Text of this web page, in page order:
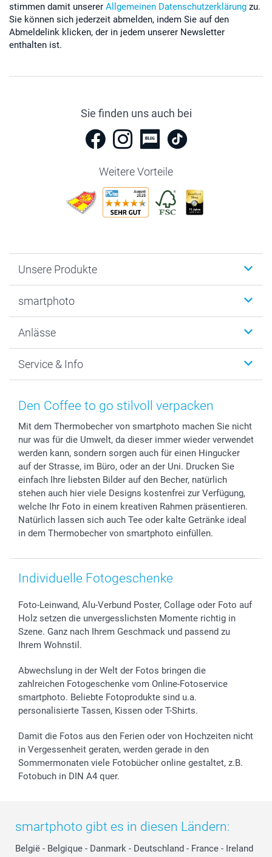
stimmen damit unserer Allgemeinen Datenschutzerklärung zu.
Sie können sich jederzeit abmelden, indem Sie auf den
Abmeldelink klicken, der in jedem unserer Newsletter
enthalten ist.
Sie finden uns auch bei
Weitere Vorteile
Unsere Produkte
Fotogeschenke
MyNameBook
Fotoabzüge, Fotos als Buch & Poster
Zubehör & Material
Foto-Kalender & Agenden
Sticker & Etiketten
Geschenk-Gutscheine (PDF)
smartphoto
Warum smartphoto
Datenschutz
AGB
Presse
Partnerprogramme
Investor Relations
B2B smartbusiness
Widerrufsrecht
Anlässe
Neujahr
Muttertag
Kommunion & Konfirmation
Hochzeit
Geburtstag
Geburt
Zu allen Anlässen
Service & Info
Preise und Versandkosten
48h Lieferung
Zahlungsmöglichkeiten
Anmelden /Registrieren
Sitemap
Status der Bestellung
smartfriends
smartgarantie
Den Coffee to go stilvoll verpacken
Mit dem Thermobecher von smartphoto machen Sie nicht
nur was für die Umwelt, da dieser immer wieder verwendet
werden kann, sondern sorgen auch für einen Hingucker
auf der Strasse, im Büro, oder an der Uni. Drucken Sie
einfach Ihre liebsten Bilder auf den Becher, natürlich
stehen auch hier viele Designs kostenfrei zur Verfügung,
welche Ihr Foto in einem kreativen Rahmen präsentieren.
Natürlich lassen sich auch Tee oder kalte Getränke ideal
in dem Thermobecher von smartphoto einfüllen.
Individuelle Fotogeschenke
Foto-Leinwand, Alu-Verbund Poster, Collage oder Foto auf
Holz setzen die unvergesslichsten Momente richtig in
Szene. Ganz nach Ihrem Geschmack und passend zu
Ihrem Wohnstil.
Abwechslung in der Welt der Fotos bringen die
zahlreichen Fotogeschenke vom Online-Fotoservice
smartphoto. Beliebte Fotoprodukte sind u.a.
personalisierte Tassen, Kissen oder T-Shirts.
Damit die Fotos aus den Ferien oder von Hochzeiten nicht
in Vergessenheit geraten, werden gerade in den
Sommermonaten viele Fotobücher online gestaltet, z.B.
Fotobuch in DIN A4 quer.
smartphoto gibt es in diesen Ländern:
België - Belgique - Danmark - Deutschland - France - Ireland